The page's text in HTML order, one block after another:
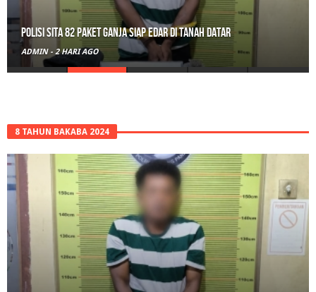
Polisi Sita 82 Paket Ganja Siap Edar di Tanah Datar
ADMIN - 2 HARI AGO
8 TAHUN BAKABA 2024